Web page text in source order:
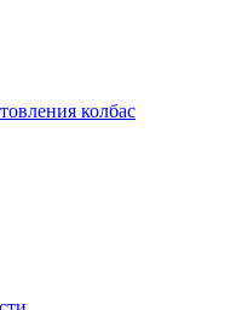
колбас